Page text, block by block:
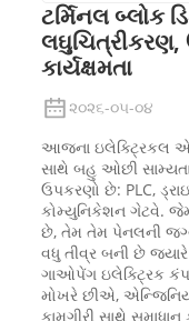
ટર્મિનલ બ્લોક
કાર્યક્ષમતા
૨૦૨૬-૦૫-૦૪
આજના ઇલેક્ટ્રિકલ
સાથે બહુ ઓછી
ઉપકરણો છે: PLC,
કોમ્યુનિકેશન ગેટવે.
છે, તેમ તેમ પેનલની
વધુ તીવ્ર બની છે
ગાઓપેંગ ઇલેક્ટ્રિક
મોખરે છીએ,
કામગીરી સાથે